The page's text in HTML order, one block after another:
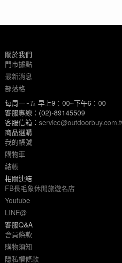
關於我們
門市據點
最新消息
部落格
每周一~五 早上9：00~下午6：00
客服專線：(02)-89145509
客服信箱：
商品選購
我的帳號
購物車
結帳
相關連結
FB長毛象休閒旅遊名店
Youtube
LINE@
客服Q&A
會員條款
購物須知
隱私權條款